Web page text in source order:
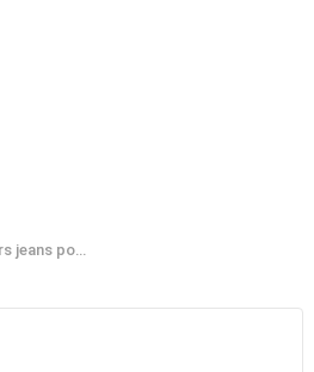
femmes de plus de 50 ans